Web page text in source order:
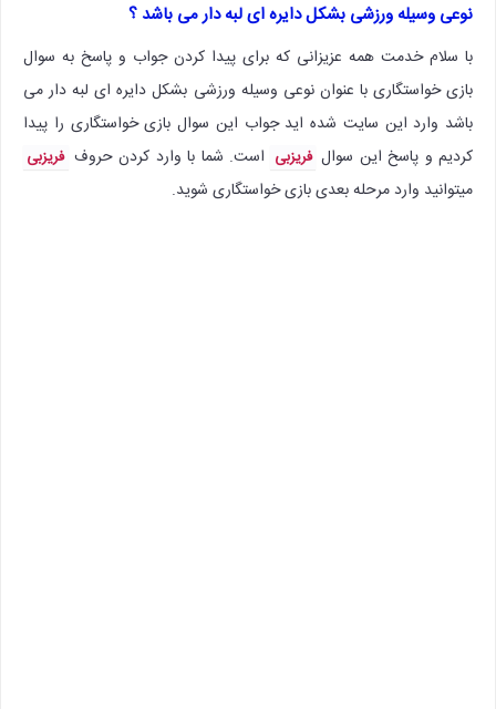
نوعی وسیله ورزشی بشکل دایره ای لبه دار می باشد ؟
با سلام خدمت همه عزیزانی که برای پیدا کردن جواب و پاسخ به سوال
بازی خواستگاری با عنوان نوعی وسیله ورزشی بشکل دایره ای لبه دار می
باشد وارد این سایت شده اید جواب این سوال بازی خواستگاری را پیدا
کردیم و پاسخ این سوال فریزبی است. شما با وارد کردن حروف فریزبی
میتوانید وارد مرحله بعدی بازی خواستگاری شوید.